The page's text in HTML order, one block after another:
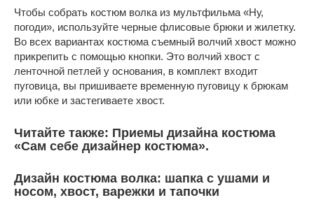
Чтобы собрать костюм волка из мультфильма «Ну,
погоди», используйте черные флисовые брюки и жилетку.
Во всех вариантах костюма съемный волчий хвост можно
прикрепить с помощью кнопки. Это волчий хвост с
ленточной петлей у основания, в комплект входит
пуговица, вы пришиваете временную пуговицу к брюкам
или юбке и застегиваете хвост.
Читайте также: Приемы дизайна костюма
«Сам себе дизайнер костюма».
Дизайн костюма волка: шапка с ушами и
носом, хвост, варежки и тапочки